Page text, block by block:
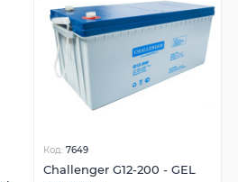
Код: 7649
Challenger G12-200 - GEL